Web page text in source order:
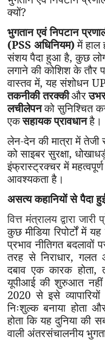
क्यों?
भुगतान एवं निपटान
(PSS अधिनियम) में हाल
संशय पैदा हुआ है,कुछ
लगाने की कोशिश के तौर
वास्तव में,यह संशोधन
तकनीकी तरक्कीऔर
लचीलेपनको सुनिश्चित
एकसहायक प्रावधानहै।
लेन-देन की मात्रा में
को साइबर सुरक्षा,
इंफ्रास्ट्रक्चर में
आवश्यकता है।
असत्य कहानियों से पैदा
वित्त मंत्रालय द्वारा
कुछ मीडिया रिपोर्टों में
प्रभाव नीतिगत
तरह से निराधार,गलत
दबाव एक कारक होता,
यूपीआई की शुरुआत नहीं
2020से इसे
निःशुल्क बनाया होता
होता कि यह दुनिया की
वाली अंतरसंचालनीय